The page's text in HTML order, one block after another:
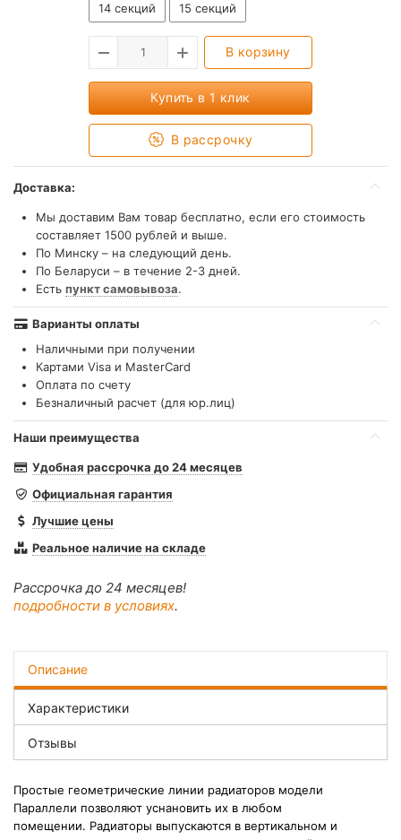
14 секций 15 секций
В корзину
Купить в 1 клик
В рассрочку
Доставка:
Мы доставим Вам товар бесплатно, если его стоимость
составляет 1500 рублей и выше.
По Минску – на следующий день.
По Беларуси – в течение 2-3 дней.
Есть пункт самовывоза.
Варианты оплаты
Наличными при получении
Картами Visa и MasterCard
Оплата по счету
Безналичный расчет (для юр.лиц)
Наши преимущества
Удобная рассрочка до 24 месяцев
Официальная гарантия
Лучшие цены
Реальное наличие на складе
Рассрочка до 24 месяцев!
подробности в условиях.
Описание
Характеристики
Отзывы
Простые геометрические линии радиаторов модели
Параллели позволяют уснановить их в любом
помещении. Радиаторы выпускаются в вертикальном и